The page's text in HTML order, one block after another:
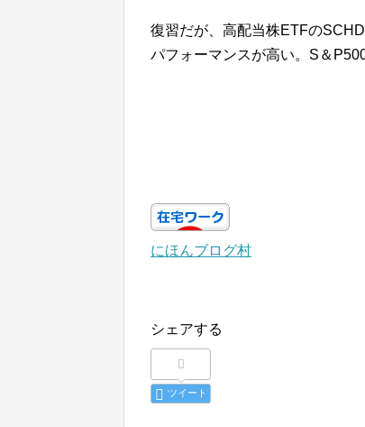
復習だが、高配当株ETFの
パフォーマンスが高い。S＆
にほんブログ村
シェアする
ツイート